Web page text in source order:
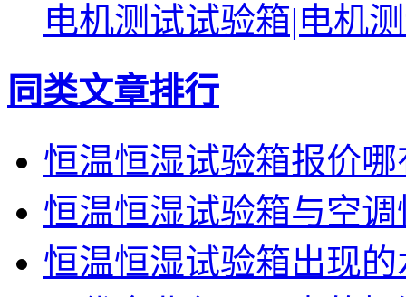
电机测试试验箱|电机
同类文章排行
恒温恒湿试验箱报价
恒温恒湿试验箱与空
恒温恒湿试验箱出现